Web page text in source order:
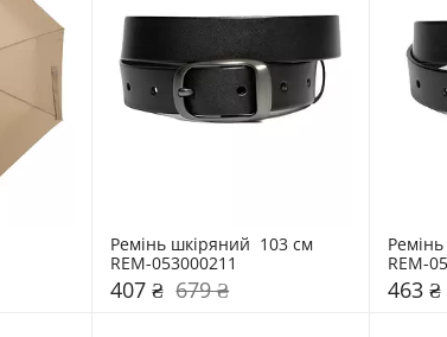
Ремінь шкіряний  103 см
REM-053000211
407 ₴ 679 ₴
REM-
463 ₴